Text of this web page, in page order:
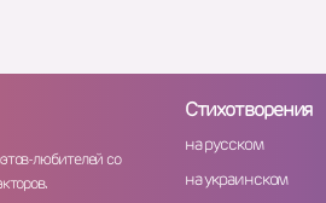
любителей со
Стихотворения
на русском
на украинском